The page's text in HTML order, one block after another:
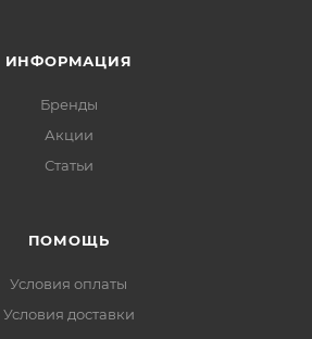
ИНФОРМАЦИЯ
Бренды
Акции
Статьи
ПОМОЩЬ
Условия оплаты
Условия доставки